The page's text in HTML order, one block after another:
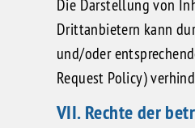
Die Darstellung von
Drittanbietern kann
und/oder
Request Policy)
VII. Rechte der